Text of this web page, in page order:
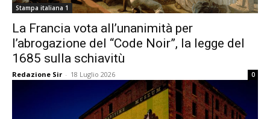
Stampa italiana 1
La Francia vota all’unanimità per
l’abrogazione del “Code Noir”, la legge del
1685 sulla schiavitù
Redazione Sir - 18 Luglio 2026 0